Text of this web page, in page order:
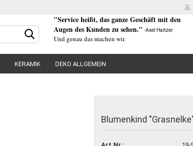
Konto erstellen
"Service heißt, das ganze Geschäft mit den
Augen des Kunden zu sehen." -Axel Haitzer
Und genau das machen wir.
KERAMIK DEKO ALLGEMEIN
Blumenkind
Art.Nr.:
19-